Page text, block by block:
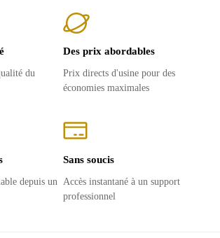
du
Des prix abordables
Prix ​​directs d'usine pour des
économies maximales
depuis un
Sans soucis
Accès instantané à un support
professionnel